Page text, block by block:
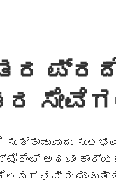
ಸುತ್ತಾಡುವುದು
ಅಥವಾ